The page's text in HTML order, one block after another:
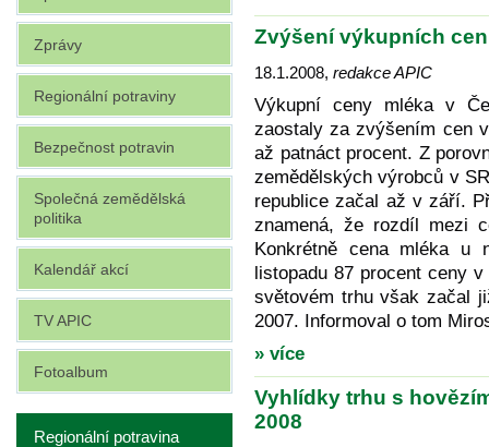
Zvýšení výkupních
18.1.2008, redakce APIC
Výkupní ceny mléka v
zaostaly za zvýšením cen
až patnáct procent. Z
zemědělských výrobců v
republice začal až v září.
znamená, že rozdíl mezi
Konkrétně cena mléka
listopadu 87 procent ceny
světovém trhu však začal
2007. Informoval o tom
» více
Vyhlídky trhu s
2008
Zprávy
Regionální potraviny
Bezpečnost potravin
Společná zemědělská
politika
Kalendář akcí
TV APIC
Fotoalbum
Regionální potravina